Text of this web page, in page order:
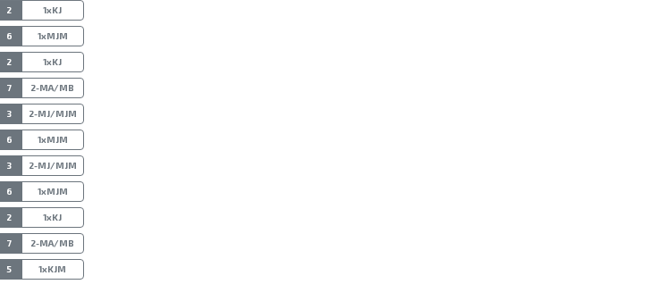
2 1xKJ
6 1xMJM
2 1xKJ
7 2-MA/MB
3 2-MJ/MJM
6 1xMJM
3 2-MJ/MJM
6 1xMJM
2 1xKJ
7 2-MA/MB
5 1xKJM